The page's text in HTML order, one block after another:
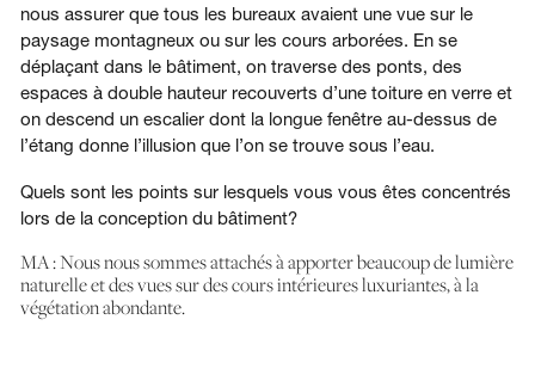
nous assurer que tous les bureaux avaient une vue sur le
paysage montagneux ou sur les cours arborées. En se
déplaçant dans le bâtiment, on traverse des ponts, des
espaces à double hauteur recouverts d’une toiture en verre et
on descend un escalier dont la longue fenêtre au-dessus de
l’étang donne l’illusion que l’on se trouve sous l’eau.
Quels sont les points sur lesquels vous vous êtes concentrés
lors de la conception du bâtiment?
MA : Nous nous sommes attachés à apporter beaucoup de lumière
naturelle et des vues sur des cours intérieures luxuriantes, à la
végétation abondante.